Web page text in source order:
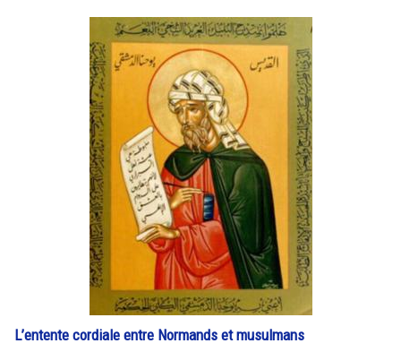
L’entente cordiale entre Normands et musulmans